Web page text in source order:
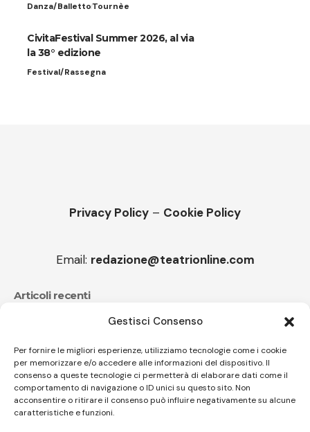
Gestisci Consenso
Per fornire le migliori esperienze, utilizziamo tecnologie come i cookie
per memorizzare e/o accedere alle informazioni del dispositivo. Il
consenso a queste tecnologie ci permetterà di elaborare dati come il
comportamento di navigazione o ID unici su questo sito. Non
acconsentire o ritirare il consenso può influire negativamente su alcune
caratteristiche e funzioni.
Danza/BallettoTournèe
CivitaFestival Summer 2026, al via
la 38° edizione
Festival/Rassegna
Privacy Policy – Cookie Policy
Email: redazione@teatrionline.com
Articoli recenti
Festival Teatrale Borgio Verezzi, La cameriera brillante
Sir Ian Livingstone, Romics d’Oro della 37^ edizione